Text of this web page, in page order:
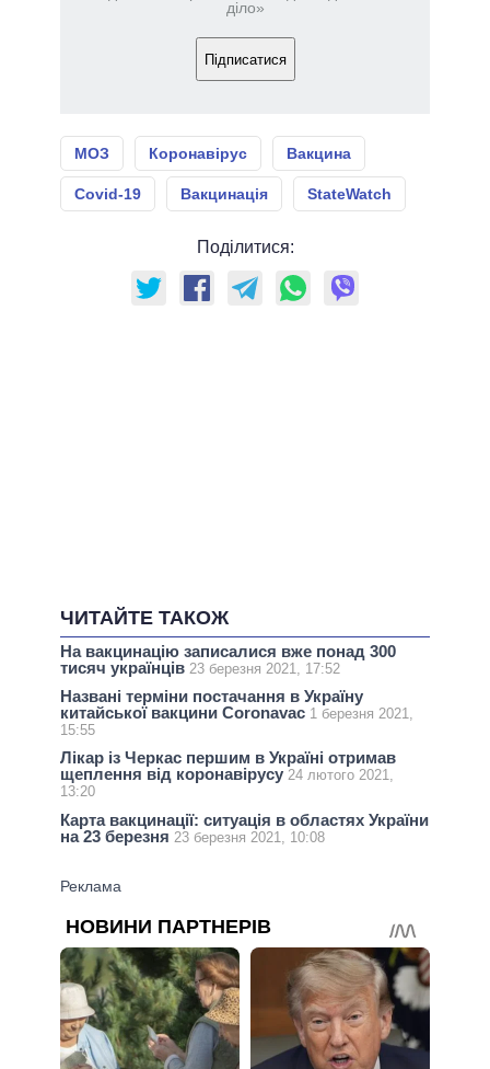
діло»
Підписатися
МОЗ Коронавірус Вакцина
Covid-19 Вакцинація StateWatch
Поділитися:
ЧИТАЙТЕ ТАКОЖ
На вакцинацію записалися вже понад 300
тисяч українців 23 березня 2021, 17:52
Названі терміни постачання в Україну
китайської вакцини Coronavac 1 березня 2021,
15:55
Лікар із Черкас першим в Україні отримав
щеплення від коронавірусу 24 лютого 2021,
13:20
Карта вакцинації: ситуація в областях України
на 23 березня 23 березня 2021, 10:08